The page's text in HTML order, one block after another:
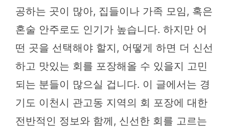
공하는 곳이 많아, 집들이나 가족 모임, 혹은
혼술 안주로도 인기가 높습니다. 하지만 어
떤 곳을 선택해야 할지, 어떻게 하면 더 신선
하고 맛있는 회를 포장해올 수 있을지 고민
되는 분들이 많으실 겁니다. 이 글에서는 경
기도 이천시 관고동 지역의 회 포장에 대한
전반적인 정보와 함께, 신선한 회를 고르는